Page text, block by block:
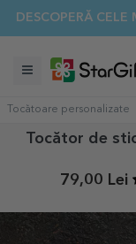
DESCOPERĂ CELE
Tocătoare personalizate
Tocător de
79,00 Lei